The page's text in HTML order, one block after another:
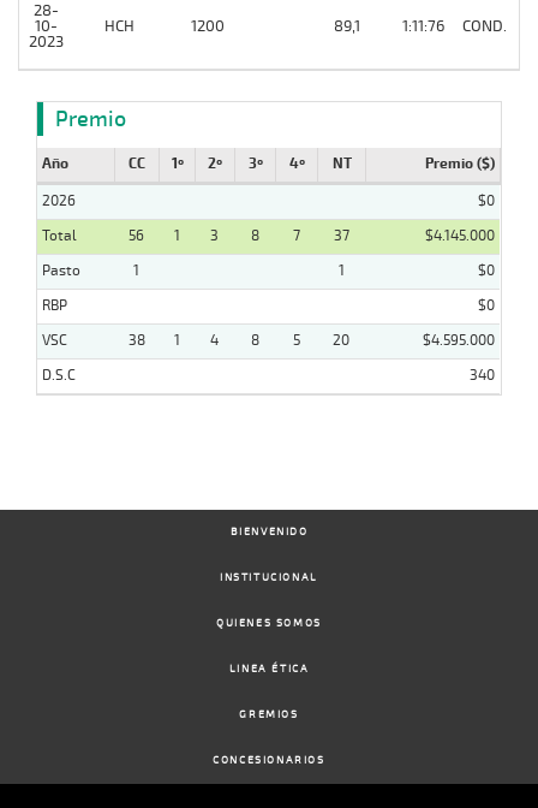
28-
10-
2023
HCH 1200 89,1 1:11:76 COND.
Premio
Año CC 1º 2º 3º 4º NT Premio ($)
2026
$0
Total
56 1 3 8 7 37
$4.145.000
Pasto
1 1
$0
RBP
$0
VSC
38 1 4 8 5 20
$4.595.000
D.S.C
340
BIENVENIDO
INSTITUCIONAL
QUIENES SOMOS
LINEA ÉTICA
GREMIOS
CONCESIONARIOS